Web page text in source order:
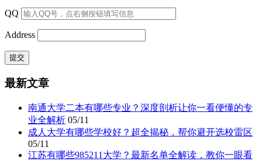
QQ
Address
最新文章
南通大学二本有哪些专业？深度剖析让你一看便懂的专
业全解析 05/11
成人大学有哪些学校好？超全揭秘，帮你避开选校雷区
05/11
江苏有哪些985211大学？最新名单全解读，教你一眼看